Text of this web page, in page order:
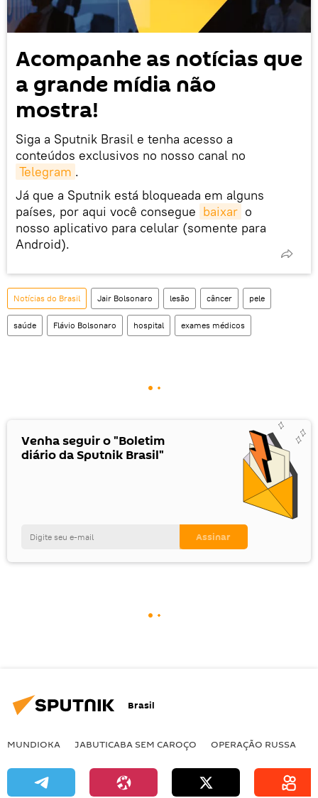
Acompanhe as notícias que
a grande mídia não
mostra!
Siga a Sputnik Brasil e tenha acesso a
conteúdos exclusivos no nosso canal no
Telegram .
Já que a Sputnik está bloqueada em alguns
países, por aqui você consegue baixar o
nosso aplicativo para celular (somente para
Android).
Notícias do Brasil Jair Bolsonaro lesão câncer pele
saúde Flávio Bolsonaro hospital exames médicos
Venha seguir o "Boletim
diário da Sputnik Brasil"
Brasil
MUNDIOKA JABUTICABA SEM CAROÇO OPERAÇÃO RUSSA